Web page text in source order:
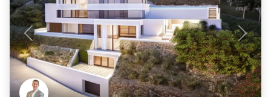
Previous Next